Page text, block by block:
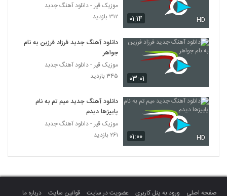
5381
هادی یوسف زاده آهنگ حقیقت
۲۲۳ بازدید
آهنگ عشق دلی از رضا حسین پور(پاپ)
5383
دانلود آهنگ نمیدونی از هومن مرادخانی
۲۱۱ بازدید
دانلود آهنگ قرار نبود از گاد فادر
۲۴۵ بازدید
5385
دانلود آهنگ معشوقه ممنوعه از موجا بند به
۲۰۳ بازدید
۰۱:۱۴ HD
موزیک قیر - دانلود آهنگ جدبد
۳۱۲ بازدید
۰۳:۰۱
دانلود آهنگ جدید فرزاد فرزین به نام
جواهر
موزیک قیر - دانلود آهنگ جدبد
۳۴۵ بازدید
۰۱:۰۰ HD
دانلود آهنگ جدید میم تم به نام
پاییزها دیدم
موزیک قیر - دانلود آهنگ جدبد
۲۶۱ بازدید
صفحه اصلی ورود به پنل کاربری عضویت در سایت قوانین سایت درباره ما